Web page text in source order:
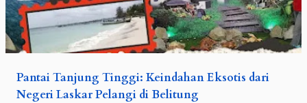
Pantai Tanjung Tinggi: Keindahan Eksotis dari
Negeri Laskar Pelangi di Belitung